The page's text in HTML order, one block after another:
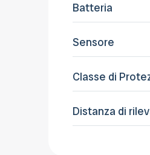
Batteria
Sensore
Classe di
Distanza di